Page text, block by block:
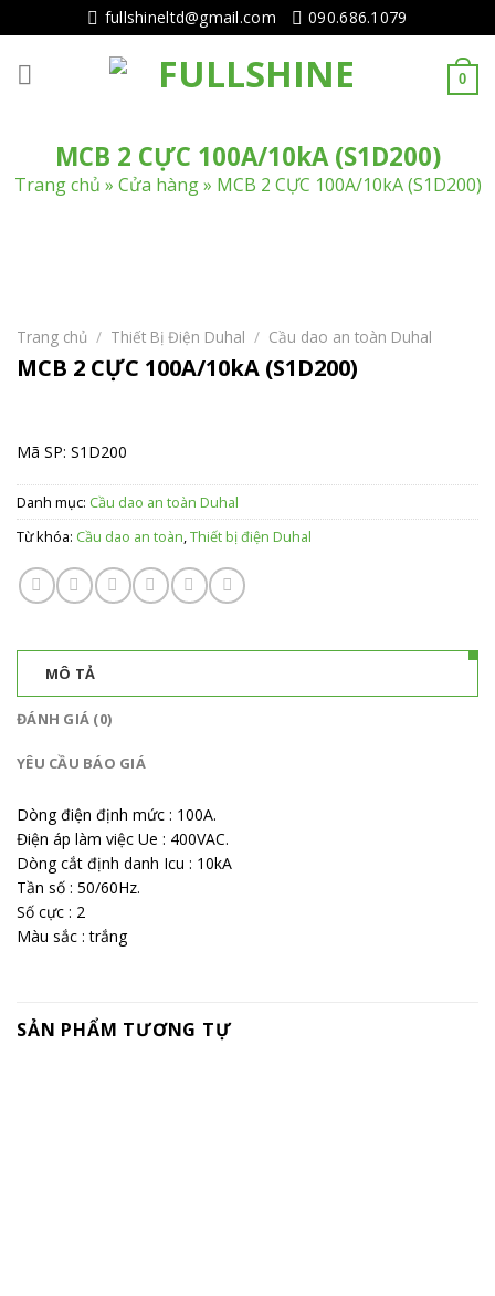
tục
tới
fullshineltd@gmail.com 090.686.1079
0
MCB 2 CỰC 100A/10kA (S1D200)
Trang chủ » Cửa hàng» MCB 2 CỰC 100A/10kA (S1D200)
Trang chủ / Thiết Bị Điện Duhal / Cầu dao an toàn Duhal
MCB 2 CỰC 100A/10kA (S1D200)
Mã SP: S1D200
Danh mục: Cầu dao an toàn Duhal
Từ khóa: Cầu dao an toàn,Thiết bị điện Duhal
MÔ TẢ
ĐÁNH GIÁ (0)
YÊU CẦU BÁO GIÁ
Dòng điện định mức : 100A.
Điện áp làm việc Ue : 400VAC.
Dòng cắt định danh Icu : 10kA
Tần số : 50/60Hz.
Số cực : 2
Màu sắc : trắng
SẢN PHẨM TƯƠNG TỰ